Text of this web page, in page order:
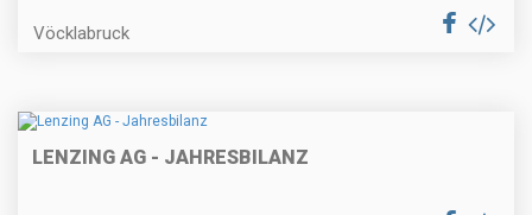
Vöcklabruck
LENZING AG - JAHRESBILANZ